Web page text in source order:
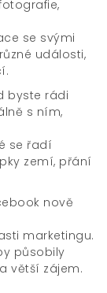
se svými
události,
byste rádi
s ním,
se řadí
zemí, přání
nově
marketingu.
působily
větší zájem.